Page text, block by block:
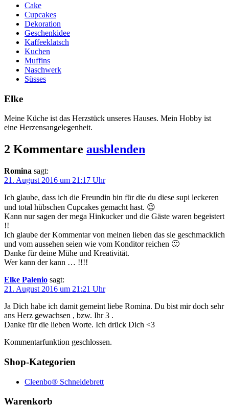
Cake
Cupcakes
Dekoration
Geschenkidee
Kaffeeklatsch
Kuchen
Muffins
Naschwerk
Süsses
Elke
Meine Küche ist das Herzstück unseres Hauses. Mein Hobby ist
eine Herzensangelegenheit.
2 Kommentare ausblenden
Romina sagt:
21. August 2016 um 21:17 Uhr
Ich glaube, dass ich die Freundin bin für die du diese supi leckeren
und total hübschen Cupcakes gemacht hast. 😉
Kann nur sagen der mega Hinkucker und die Gäste waren begeistert
!!
Ich glaube der Kommentar von meinen lieben das sie geschmacklich
und vom aussehen seien wie vom Konditor reichen 🙂
Danke für deine Mühe und Kreativität.
Wer kann der kann … !!!!
Elke Palenio sagt:
21. August 2016 um 21:21 Uhr
Ja Dich habe ich damit gemeint liebe Romina. Du bist mir doch sehr
ans Herz gewachsen , bzw. Ihr 3 .
Danke für die lieben Worte. Ich drück Dich <3
Kommentarfunktion geschlossen.
Shop-Kategorien
Cleenbo® Schneidebrett
Warenkorb